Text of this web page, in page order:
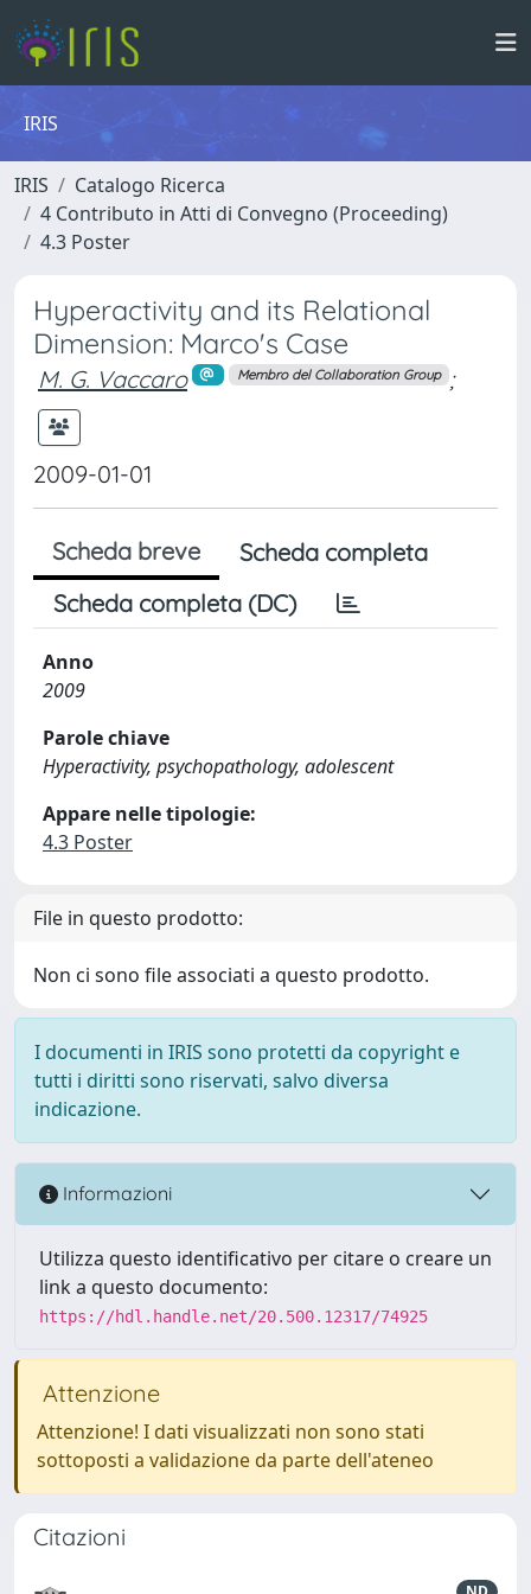
IRIS
IRIS
Catalogo Ricerca
4 Contributo in Atti di Convegno (Proceeding)
4.3 Poster
Hyperactivity and its Relational
Dimension: Marco's Case
M. G. Vaccaro Membro del Collaboration Group ;
2009-01-01
Scheda breve
Scheda completa
Scheda completa (DC)
Anno
2009
Parole chiave
Hyperactivity, psychopathology, adolescent
Appare nelle tipologie:
4.3 Poster
File in questo prodotto:
Non ci sono file associati a questo prodotto.
I documenti in IRIS sono protetti da copyright e
tutti i diritti sono riservati, salvo diversa
indicazione.
Informazioni
Utilizza questo identificativo per citare o creare un
link a questo documento:
https://hdl.handle.net/20.500.12317/74925
Attenzione
Attenzione! I dati visualizzati non sono stati
sottoposti a validazione da parte dell'ateneo
Citazioni